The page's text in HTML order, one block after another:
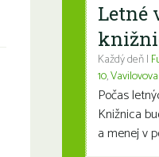
Letné
Každý deň |
10,
Počas
Knižnica
a menej v